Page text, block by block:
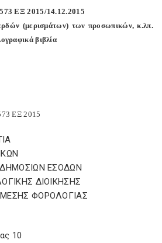
ΕΞ 2015/14.12.2015
(μερισμάτων) των προσωπικών, κ.λπ.
βιβλία
ΕΞ 2015
ΕΣΟΔΩΝ
ΔΙΟΙΚΗΣΗΣ
ΦΟΡΟΛΟΓΙΑΣ
10